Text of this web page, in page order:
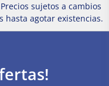
sujetos a cambios
hasta agotar existencias.